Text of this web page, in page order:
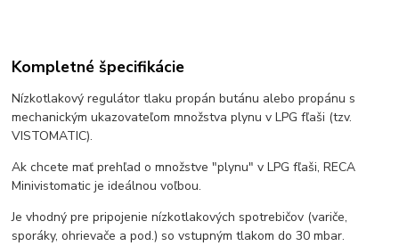
Kompletné špecifikácie
Nízkotlakový regulátor tlaku propán butánu alebo propánu s
mechanickým ukazovateľom množstva plynu v LPG fľaši (tzv.
VISTOMATIC).
Ak chcete mať prehľad o množstve "plynu" v LPG fľaši, RECA
Minivistomatic je ideálnou voľbou.
Je vhodný pre pripojenie nízkotlakových spotrebičov (variče,
sporáky, ohrievače a pod.) so vstupným tlakom do 30 mbar.